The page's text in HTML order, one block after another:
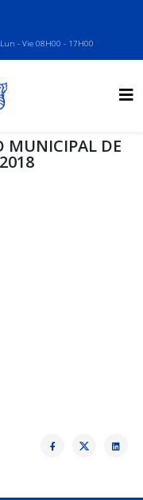
Lun - Vie 08H00 - 17H00
MUNICIPAL DE